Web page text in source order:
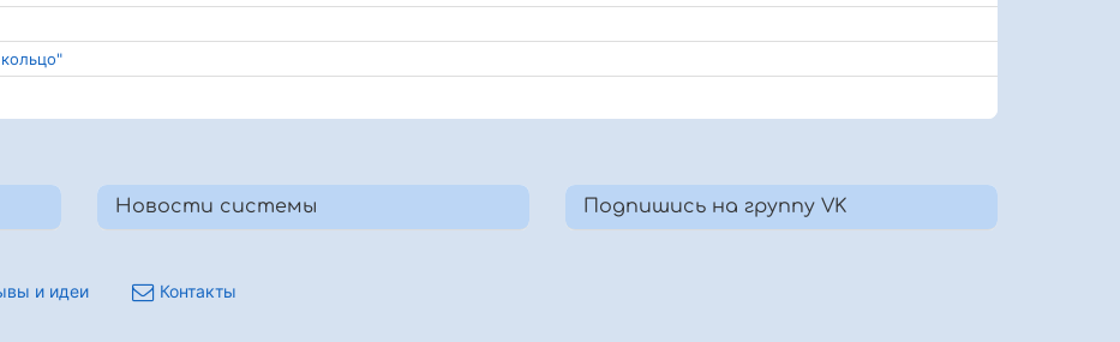
Новости системы Подпишись на группу VK
и идеи Контакты